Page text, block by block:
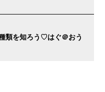
類を知ろう♡はぐ＠おう